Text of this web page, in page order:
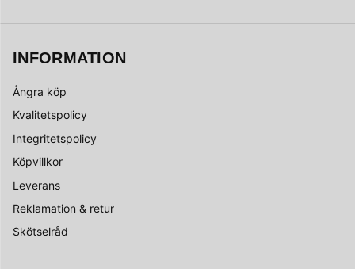
INFORMATION
Ångra köp
Kvalitetspolicy
Integritetspolicy
Köpvillkor
Leverans
Reklamation & retur
Skötselråd